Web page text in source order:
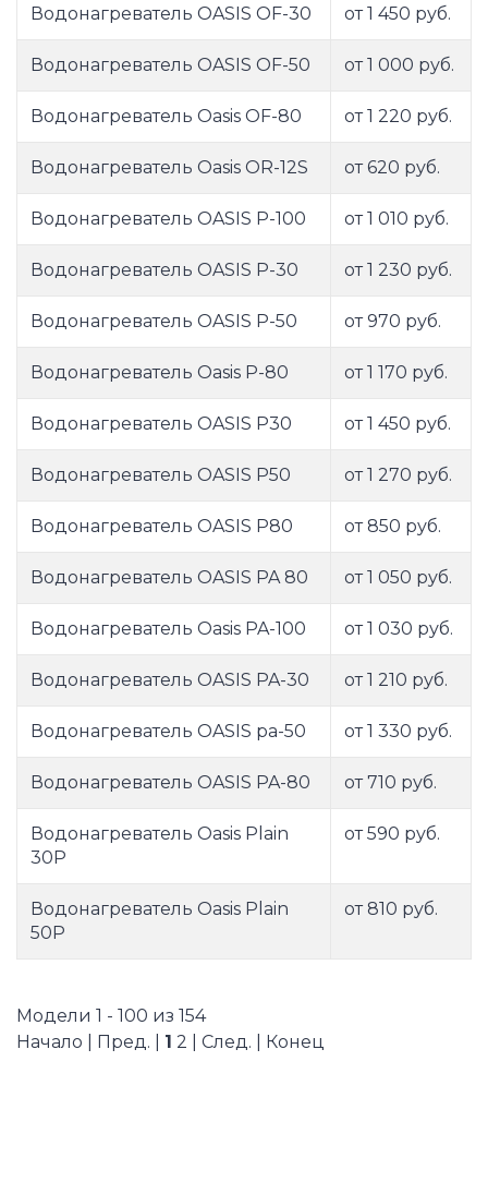
Водонагреватель OASIS OF-30 от 1 450 руб.
Водонагреватель OASIS OF-50 от 1 000 руб.
Водонагреватель Oasis OF-80 от 1 220 руб.
Водонагреватель Oasis OR-12S от 620 руб.
Водонагреватель OASIS P-100 от 1 010 руб.
Водонагреватель OASIS P-30 от 1 230 руб.
Водонагреватель OASIS P-50 от 970 руб.
Водонагреватель Oasis P-80 от 1 170 руб.
Водонагреватель OASIS P30 от 1 450 руб.
Водонагреватель OASIS P50 от 1 270 руб.
Водонагреватель OASIS P80 от 850 руб.
Водонагреватель OASIS PA 80 от 1 050 руб.
Водонагреватель Oasis PA-100 от 1 030 руб.
Водонагреватель OASIS PA-30 от 1 210 руб.
Водонагреватель OASIS pa-50 от 1 330 руб.
Водонагреватель OASIS PA-80 от 710 руб.
Водонагреватель Oasis Plain
30P
от 590 руб.
Водонагреватель Oasis Plain
50P
от 810 руб.
Модели 1 - 100 из 154
Начало | Пред. | 1 2 След. Конец